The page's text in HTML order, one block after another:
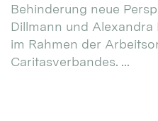
Behinderung neue
Dillmann und
im Rahmen der
Caritasverbandes. ...